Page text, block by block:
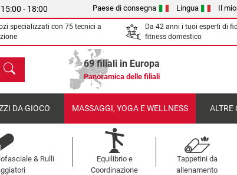
- 18:00 Paese di consegna Lingua Il
specializzati con 75 tecnici a
Da 42 anni i tuoi esperti di
fitness domestico
69 filiali in Europa
Panoramica delle filiali
DA GIOCO MASSAGGI, YOGA E WELLNESS ALTRE
& Rulli
Equilibrio e
Coordinazione
Tappetini da
allenamento